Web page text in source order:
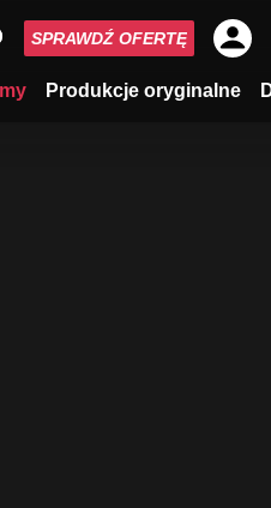
Produkcje oryginalne
SPRAWDŹ OFERTĘ